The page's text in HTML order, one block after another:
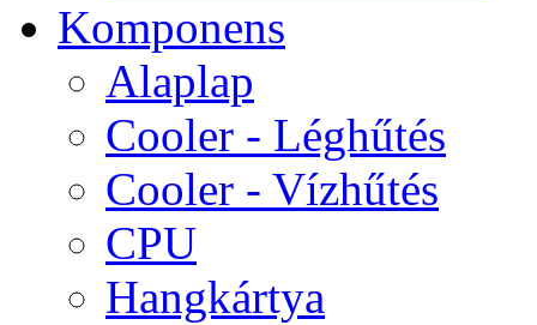
Komponens
Alaplap
Cooler - Léghűtés
Cooler - Vízhűtés
CPU
Hangkártya